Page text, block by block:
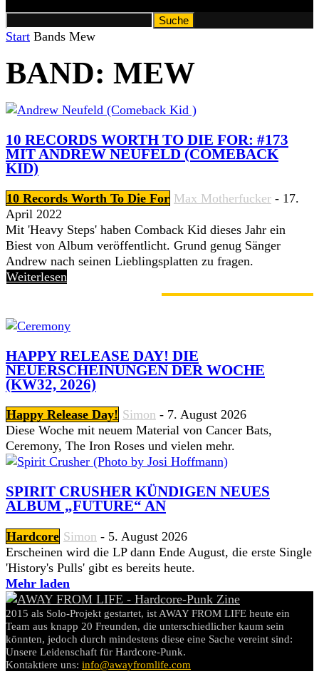
Start Bands Mew
BAND: MEW
10 RECORDS WORTH TO DIE FOR: #173
MIT ANDREW NEUFELD (COMEBACK
KID)
10 Records Worth To Die For Max Motherfucker - 17.
April 2022
Mit 'Heavy Steps' haben Comback Kid dieses Jahr ein
Biest von Album veröffentlicht. Grund genug Sänger
Andrew nach seinen Lieblingsplatten zu fragen.
Weiterlesen
HAPPY RELEASE DAY! DIE
NEUERSCHEINUNGEN DER WOCHE
(KW32, 2026)
Happy Release Day! Simon - 7. August 2026
Diese Woche mit neuem Material von Cancer Bats,
Ceremony, The Iron Roses und vielen mehr.
SPIRIT CRUSHER KÜNDIGEN NEUES
ALBUM „FUTURE“ AN
Hardcore Simon - 5. August 2026
Erscheinen wird die LP dann Ende August, die erste Single
'History's Pulls' gibt es bereits heute.
Mehr laden
2015 als Solo-Projekt gestartet, ist AWAY FROM LIFE heute ein
Team aus knapp 20 Freunden, die unterschiedlicher kaum sein
könnten, jedoch durch mindestens diese eine Sache vereint sind:
Unsere Leidenschaft für Hardcore-Punk.
Kontaktiere uns: info@awayfromlife.com